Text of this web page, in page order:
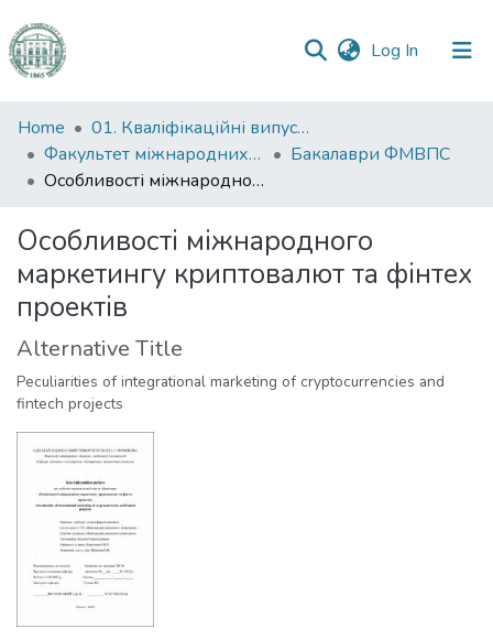
Log In (current)
Communities
&
Collections
Statistics
Home
01. Кваліфікаційні випускні роботи здобувачів вищої освіти
Факультет міжнародних відносин, політології та соціології
Бакалаври ФМВПС
Особливості міжнародного маркетингу криптовалют та фінтех проектів
Особливості міжнародного
маркетингу криптовалют та фінтех
проектів
Alternative Title
Peculiarities of integrational marketing of cryptocurrencies and
fintech projects